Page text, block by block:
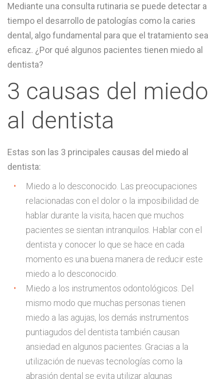
Mediante una consulta rutinaria se puede detectar a
tiempo el desarrollo de patologías como la caries
dental, algo fundamental para que el tratamiento sea
eficaz. ¿Por qué algunos pacientes tienen miedo al
dentista?
3 causas del miedo
al dentista
Estas son las 3 principales causas del miedo al
dentista:
Miedo a lo desconocido. Las preocupaciones
relacionadas con el dolor o la imposibilidad de
hablar durante la visita, hacen que muchos
pacientes se sientan intranquilos. Hablar con el
dentista y conocer lo que se hace en cada
momento es una buena manera de reducir este
miedo a lo desconocido.
Miedo a los instrumentos odontológicos. Del
mismo modo que muchas personas tienen
miedo a las agujas, los demás instrumentos
puntiagudos del dentista también causan
ansiedad en algunos pacientes. Gracias a la
utilización de nuevas tecnologías como la
abrasión dental se evita utilizar algunas